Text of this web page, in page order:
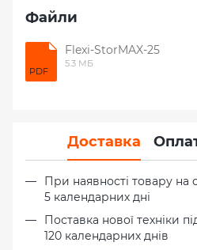
Файли
PDF
Flexi-StorMAX-25
5.3 МБ
Доставка
При наявності товару на
5 календарних дні
Поставка нової техніки
120 календарних днів